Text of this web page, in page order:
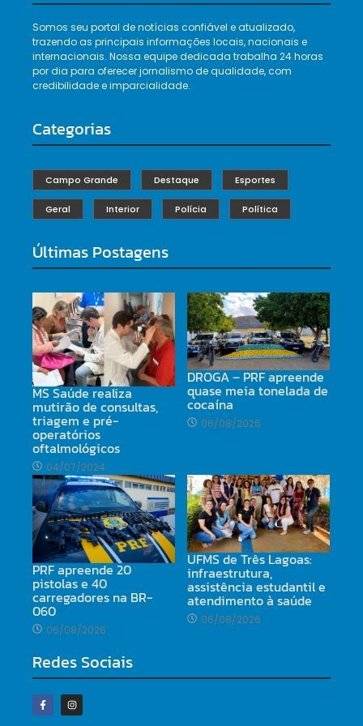
Somos seu portal de notícias confiável e atualizado,
trazendo as principais informações locais, nacionais e
internacionais. Nossa equipe dedicada trabalha 24 horas
por dia para oferecer jornalismo de qualidade, com
credibilidade e imparcialidade.
Categorias
Campo Grande Destaque Esportes
Geral Interior Polícia Política
Últimas Postagens
MS Saúde realiza
mutirão de consultas,
triagem e pré-
operatórios
oftalmológicos
04/07/2024
DROGA – PRF apreende
quase meia tonelada de
cocaína
06/08/2026
PRF apreende 20
pistolas e 40
carregadores na BR-
060
06/08/2026
UFMS de Três Lagoas:
infraestrutura,
assistência estudantil e
atendimento à saúde
06/08/2026
Redes Sociais